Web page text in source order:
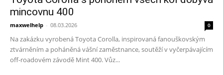
mincovnu 400
maxwelhelp - 08.03.2026 0
Na zakázku vyrobená Toyota Corolla, inspirovaná fanouškovským
ztvárněním a poháněná vášní zaměstnance, soutěží v vyčerpávajícím
off-roadovém závodě Mint 400. Vůz...